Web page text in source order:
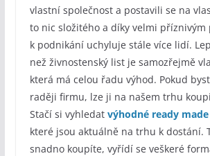
vlastní společnost a postavili se na
to nic složitého a díky velmi příznivým
k podnikání uchyluje stále více lidí.
než živnostenský list je samozřejmě
která má celou řadu výhod. Pokud
raději firmu, lze ji na našem trhu
Stačí si vyhledat výhodné ready
které jsou aktuálně na trhu k dostání.
snadno koupíte, vyřídí se veškeré